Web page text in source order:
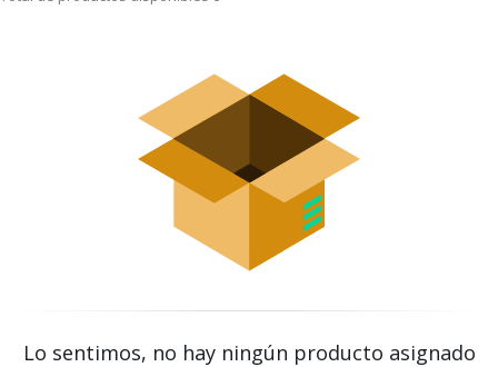
Lo sentimos, no hay ningún producto asignado